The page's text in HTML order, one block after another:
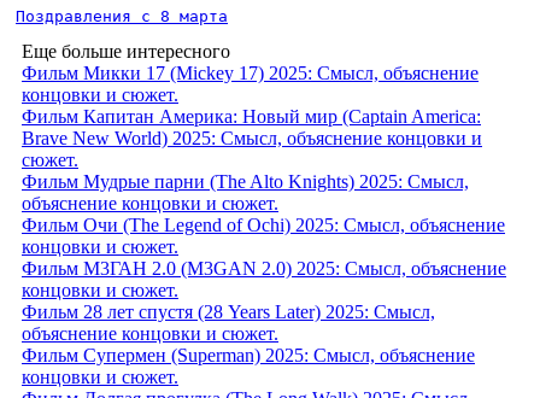
Поздравления с 8 марта
Еще больше интересного
Фильм Микки 17 (Mickey 17) 2025: Смысл, объяснение
концовки и сюжет.
Фильм Капитан Америка: Новый мир (Captain America:
Brave New World) 2025: Смысл, объяснение концовки и
сюжет.
Фильм Мудрые парни (The Alto Knights) 2025: Смысл,
объяснение концовки и сюжет.
Фильм Очи (The Legend of Ochi) 2025: Смысл, объяснение
концовки и сюжет.
Фильм М3ГАН 2.0 (M3GAN 2.0) 2025: Смысл, объяснение
концовки и сюжет.
Фильм 28 лет спустя (28 Years Later) 2025: Смысл,
объяснение концовки и сюжет.
Фильм Супермен (Superman) 2025: Смысл, объяснение
концовки и сюжет.